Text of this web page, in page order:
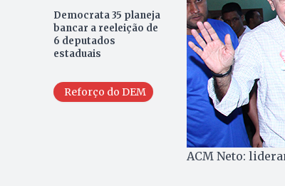
Democrata 35 planeja
bancar a reeleição de
6 deputados
estaduais
Reforço do DEM
ACM Neto: